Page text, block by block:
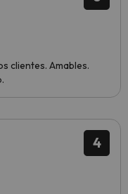
clientes. Amables.
4